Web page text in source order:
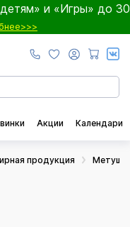
и «Игры» до 30
Акции Календари
продукция